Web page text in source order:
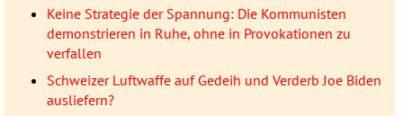
Keine Strategie der Spannung: Die Kommunisten
demonstrieren in Ruhe, ohne in Provokationen zu
verfallen
Schweizer Luftwaffe auf Gedeih und Verderb Joe Biden
ausliefern?